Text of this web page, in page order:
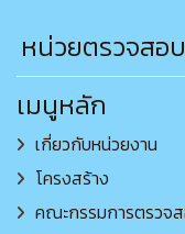
หน่วยตรวจสอ
เมนูหลัก
เกี่ยวกับหน่วยงาน
โครงสร้าง
คณะกรรมการตรวจ